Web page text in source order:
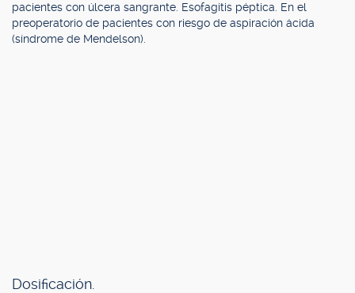
pacientes con úlcera sangrante. Esofagitis péptica. En el
preoperatorio de pacientes con riesgo de aspiración ácida
(síndrome de Mendelson).
Dosificación.